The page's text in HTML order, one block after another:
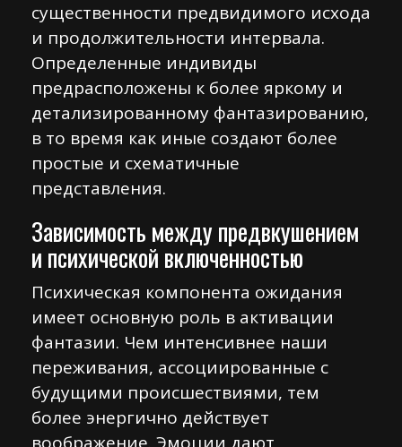
существенности предвидимого исхода
и продолжительности интервала.
Определенные индивиды
предрасположены к более яркому и
детализированному фантазированию,
в то время как иные создают более
простые и схематичные
представления.
Зависимость между предвкушением
и психической включенностью
Психическая компонента ожидания
имеет основную роль в активации
фантазии. Чем интенсивнее наши
переживания, ассоциированные с
будущими происшествиями, тем
более энергично действует